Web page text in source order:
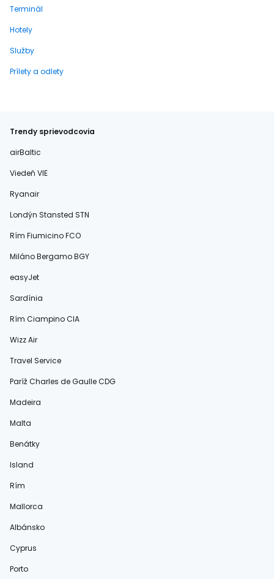
Terminál
Hotely
Služby
Prílety a odlety
Trendy sprievodcovia
airBaltic
Viedeň VIE
Ryanair
Londýn Stansted STN
Rím Fiumicino FCO
Miláno Bergamo BGY
easyJet
Sardínia
Rím Ciampino CIA
Wizz Air
Travel Service
Paríž Charles de Gaulle CDG
Madeira
Malta
Benátky
Island
Rím
Mallorca
Albánsko
Cyprus
Porto